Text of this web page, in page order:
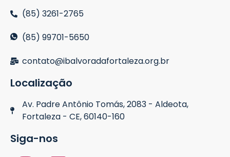
(85) 3261-2765
(85) 99701-5650
contato@ibalvoradafortaleza.org.br
Localização
Av. Padre Antônio Tomás, 2083 - Aldeota,
Fortaleza - CE, 60140-160
Siga-nos